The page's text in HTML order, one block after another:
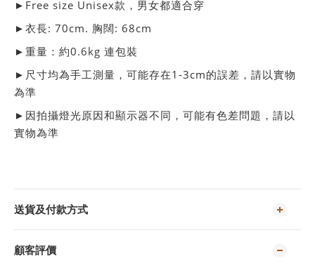
► Free size Unisex款，男女都適合穿
►衣長: 70cm. 胸闊: 68cm
►重量：約0.6kg 連包裝
►尺寸均為手工測量，可能存在1-3cm的誤差，請以實物
為準
►因拍攝燈光原因和顯示器不同，可能有色差問題，請以
實物為準
送貨及付款方式
顧客評價